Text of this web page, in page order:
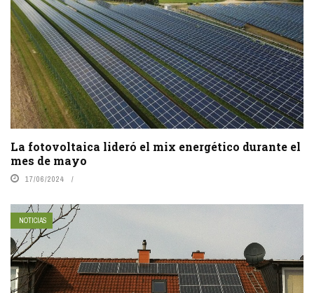
La fotovoltaica lideró el mix energético durante el
mes de mayo
17/06/2024
NOTICIAS